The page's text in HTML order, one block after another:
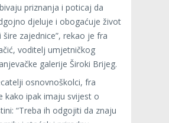
priznanja i poticaj da
djeluje i obogaćuje život
šire zajednice”, rekao je fra
voditelj umjetničkog
galerije Široki Brijeg.
osnovnoškolci, fra
kako ipak imaju svijest o
“Treba ih odgojiti da znaju